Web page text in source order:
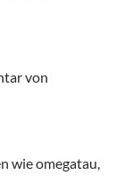
von
wie omegatau,